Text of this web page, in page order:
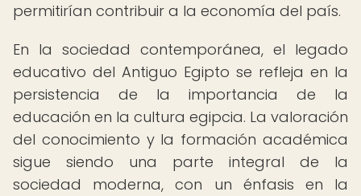
permitirían contribuir a la economía del país.
En la sociedad contemporánea, el legado
educativo del Antiguo Egipto se refleja en la
persistencia de la importancia de la
educación en la cultura egipcia. La valoración
del conocimiento y la formación académica
sigue siendo una parte integral de la
sociedad moderna, con un énfasis en la